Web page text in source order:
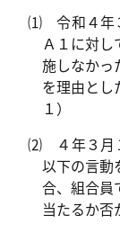
⑴ 令和４年３
Ａ１に対
施しなかっ
を理由とし
１）
⑵ ４年３月１
以下の言動
合、組合員
当たるか否